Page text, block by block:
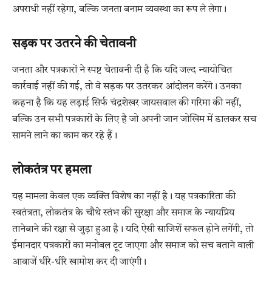
अपराधी नहीं रहेगा, बल्कि जनता बनाम व्यवस्था का रूप ले लेगा।
सड़क पर उतरने की चेतावनी
जनता और पत्रकारों ने स्पष्ट चेतावनी दी है कि यदि जल्द न्यायोचित
कार्रवाई नहीं की गई, तो वे सड़क पर उतरकर आंदोलन करेंगे। उनका
कहना है कि यह लड़ाई सिर्फ चंद्रशेखर जायसवाल की गरिमा की नहीं,
बल्कि उन सभी पत्रकारों के लिए है जो अपनी जान जोखिम में डालकर सच
सामने लाने का काम कर रहे हैं।
लोकतंत्र पर हमला
यह मामला केवल एक व्यक्ति विशेष का नहीं है। यह पत्रकारिता की
स्वतंत्रता, लोकतंत्र के चौथे स्तंभ की सुरक्षा और समाज के न्यायप्रिय
तानेबाने की रक्षा से जुड़ा हुआ है। यदि ऐसी साजिशें सफल होने लगेंगी, तो
ईमानदार पत्रकारों का मनोबल टूट जाएगा और समाज को सच बताने वाली
आवाजें धीरे-धीरे खामोश कर दी जाएंगी।